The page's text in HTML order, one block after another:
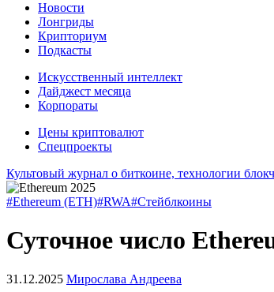
Новости
Лонгриды
Крипториум
Подкасты
Искусственный интеллект
Дайджест месяца
Корпораты
Цены криптовалют
Спецпроекты
Культовый журнал о биткоине, технологии
#Ethereum (ETH)#RWA#Стейблкоины
Суточное число
31.12.2025 Мирослава Андреева